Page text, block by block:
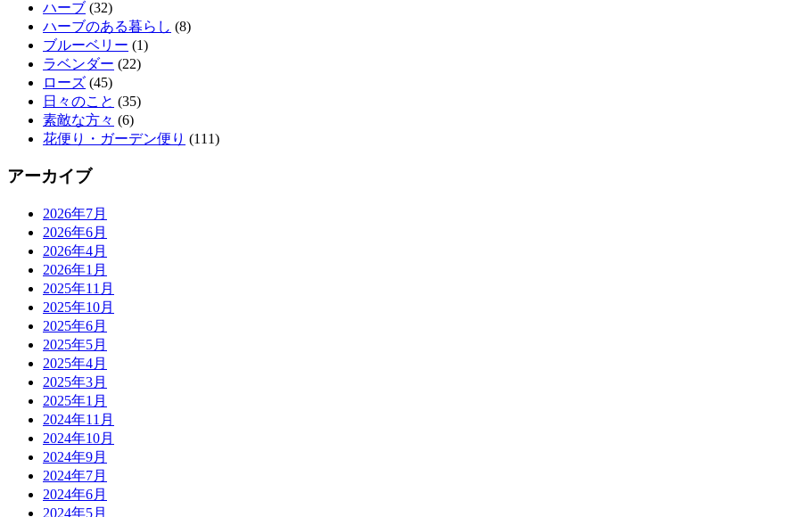
ハーブ (32)
ハーブのある暮らし (8)
ブルーベリー (1)
ラベンダー (22)
ローズ (45)
日々のこと (35)
素敵な方々 (6)
花便り・ガーデン便り (111)
アーカイブ
2026年7月
2026年6月
2026年4月
2026年1月
2025年11月
2025年10月
2025年6月
2025年5月
2025年4月
2025年3月
2025年1月
2024年11月
2024年10月
2024年9月
2024年7月
2024年6月
2024年5月